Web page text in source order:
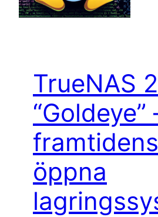
TrueNAS
“Goldeye”
framtidens
öppna